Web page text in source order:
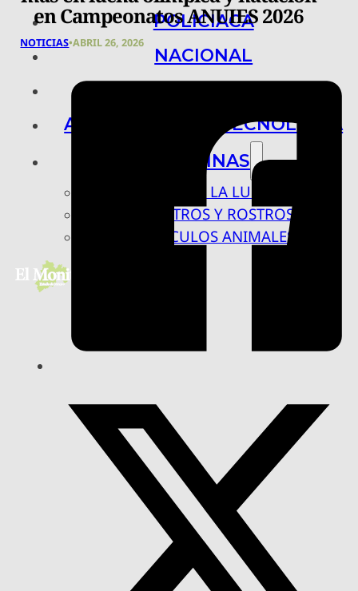
POLICIACA
NACIONAL
ARTE, CIENCIA Y TECNOLOGÍA
COLUMNAS
BAJO LA LUPA
RASTROS Y ROSTROS
VÍNCULOS ANIMALES
en Campeonatos ANUIES 2026
NOTICIAS•ABRIL 26, 2026